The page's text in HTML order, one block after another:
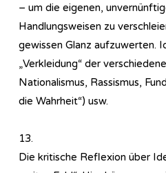
– um die eigenen,
Handlungsweisen zu
gewissen Glanz aufzuwerten.
„Verkleidung“ der
Nationalismus, Rassismus,
die Wahrheit“) usw.
13.
Die kritische Reflexion über